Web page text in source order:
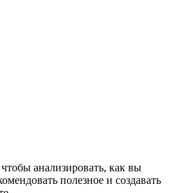
чтобы анализировать, как вы
полезное и создавать